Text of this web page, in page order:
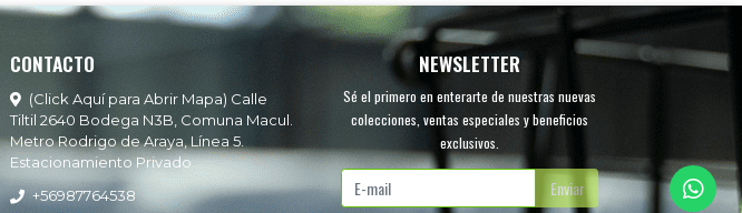
CONTACTO
(Click Aquí para Abrir Mapa) Calle
Tiltil 2640 Bodega N3B, Comuna Macul.
Metro Rodrigo de Araya, Línea 5.
Estacionamiento Privado
+56987764538
NEWSLETTER
Sé el primero en enterarte de nuestras nuevas
colecciones, ventas especiales y beneficios
exclusivos.
Enviar